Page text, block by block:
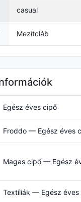
casual
Mezítcláb
Egész éves cipő
Froddo — Egész éves
Magas cipő — Egész
Textíliák — Egész éves